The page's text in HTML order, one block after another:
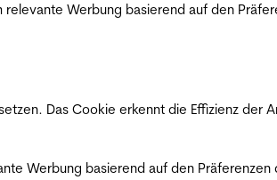
Werbung basierend auf den
Das Cookie erkennt die Effizienz der
Werbung basierend auf den Präferenzen